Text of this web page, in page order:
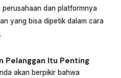
perusahaan dan platformnya
yang bisa dipetik dalam cara
Pelanggan Itu Penting
akan berpikir bahwa